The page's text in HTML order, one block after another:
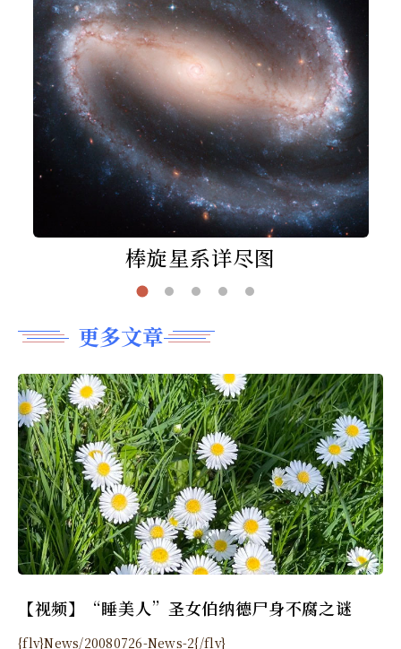
棒旋星系详尽图
更多文章
【视频】“睡美人”圣女伯纳德尸身不腐之谜
{flv}News/20080726-News-2{/flv}